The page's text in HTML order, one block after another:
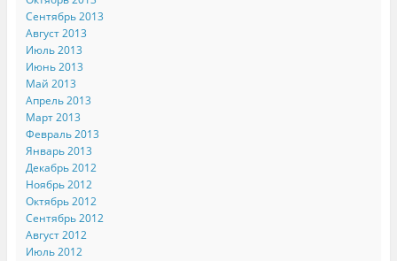
Сентябрь 2013
Август 2013
Июль 2013
Июнь 2013
Май 2013
Апрель 2013
Март 2013
Февраль 2013
Январь 2013
Декабрь 2012
Ноябрь 2012
Октябрь 2012
Сентябрь 2012
Август 2012
Июль 2012